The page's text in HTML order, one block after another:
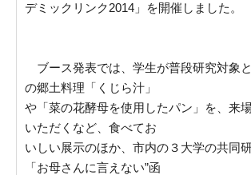
デミックリンク2014」を開催しました。
ブース発表では、学生が普段研究対象
の郷土料理「くじら汁」
や「菜の花酵母を使用したパン」を、来
いただくなど、食べてお
いしい展示のほか、市内の３大学の共同
「お母さんに言えない”函